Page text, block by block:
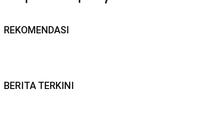
REKOMENDASI
BERITA TERKINI